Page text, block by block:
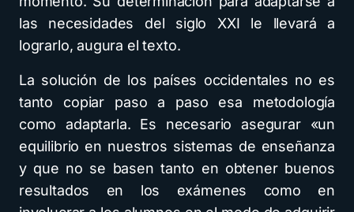
las necesidades del siglo XXI le llevará a
lograrlo, augura el texto.
La solución de los países occidentales no es
tanto copiar paso a paso esa metodología
como adaptarla. Es necesario asegurar «un
equilibrio en nuestros sistemas de enseñanza
y que no se basen tanto en obtener buenos
resultados en los exámenes como en